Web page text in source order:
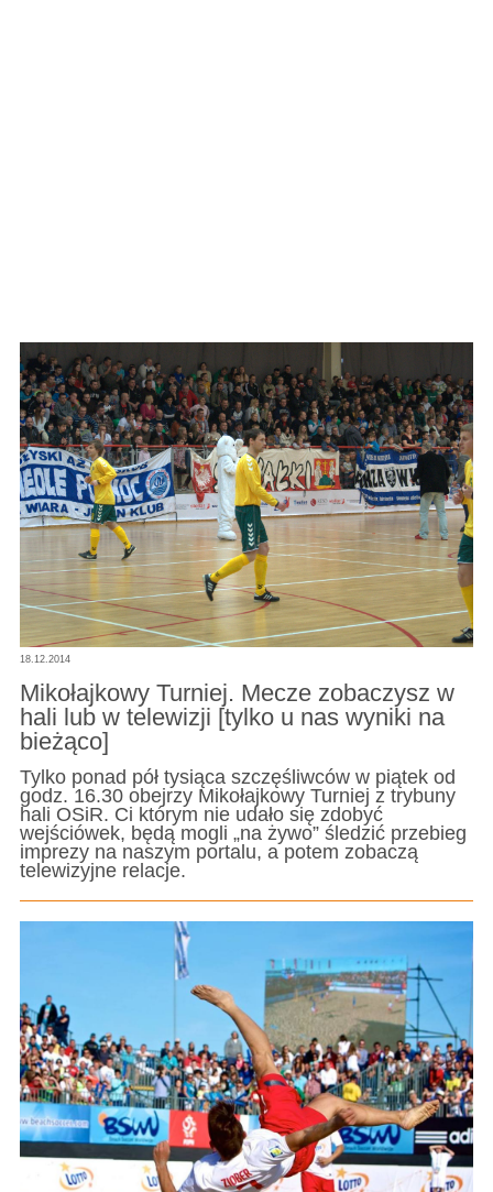
18.12.2014
Mikołajkowy Turniej. Mecze zobaczysz w
hali lub w telewizji [tylko u nas wyniki na
bieżąco]
Tylko ponad pół tysiąca szczęśliwców w piątek od
godz. 16.30 obejrzy Mikołajkowy Turniej z trybuny
hali OSiR. Ci którym nie udało się zdobyć
wejściówek, będą mogli „na żywo” śledzić przebieg
imprezy na naszym portalu, a potem zobaczą
telewizyjne relacje.